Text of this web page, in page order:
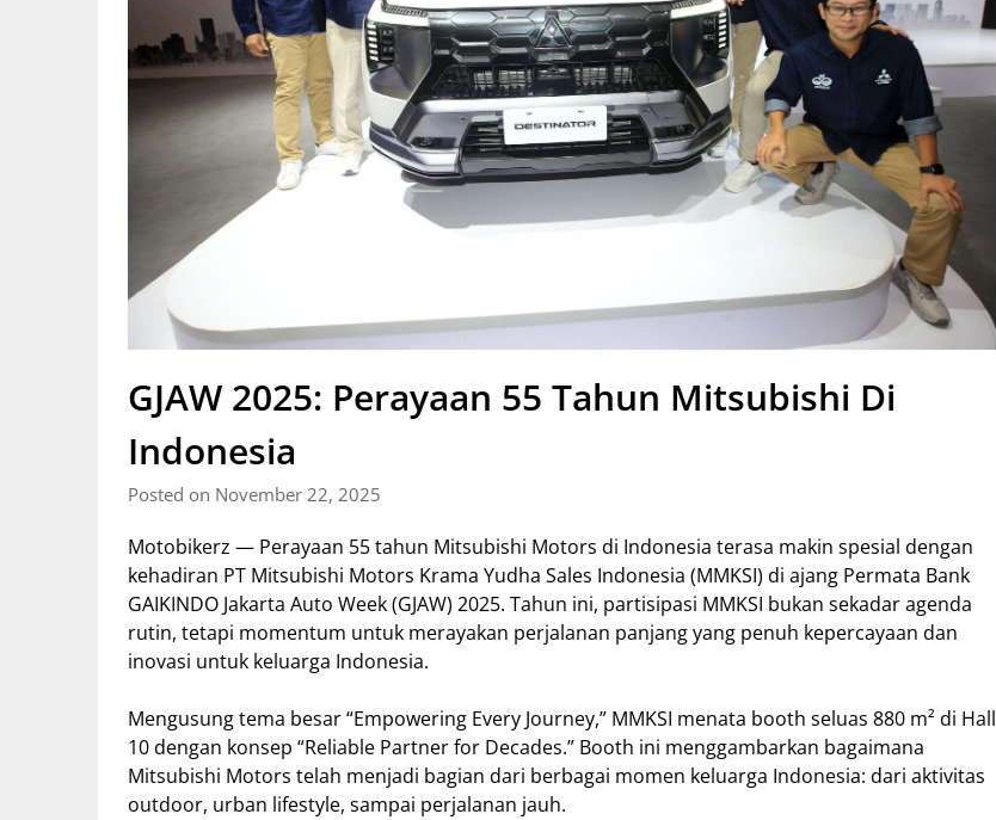
GJAW 2025: Perayaan 55 Tahun Mitsubishi Di
Indonesia
Posted on November 22, 2025
Motobikerz — Perayaan 55 tahun Mitsubishi Motors di Indonesia terasa makin spesial dengan
kehadiran PT Mitsubishi Motors Krama Yudha Sales Indonesia (MMKSI) di ajang Permata Bank
GAIKINDO Jakarta Auto Week (GJAW) 2025. Tahun ini, partisipasi MMKSI bukan sekadar agenda
rutin, tetapi momentum untuk merayakan perjalanan panjang yang penuh kepercayaan dan
inovasi untuk keluarga Indonesia.
Mengusung tema besar “Empowering Every Journey,” MMKSI menata booth seluas 880 m² di Hall
10 dengan konsep “Reliable Partner for Decades.” Booth ini menggambarkan bagaimana
Mitsubishi Motors telah menjadi bagian dari berbagai momen keluarga Indonesia: dari aktivitas
outdoor, urban lifestyle, sampai perjalanan jauh.